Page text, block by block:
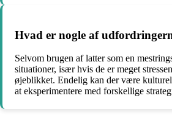
Hvad er nogle af
Selvom brugen af latter som en
situationer, især hvis de er meget
øjeblikket. Endelig kan der være
at eksperimentere med forskellige